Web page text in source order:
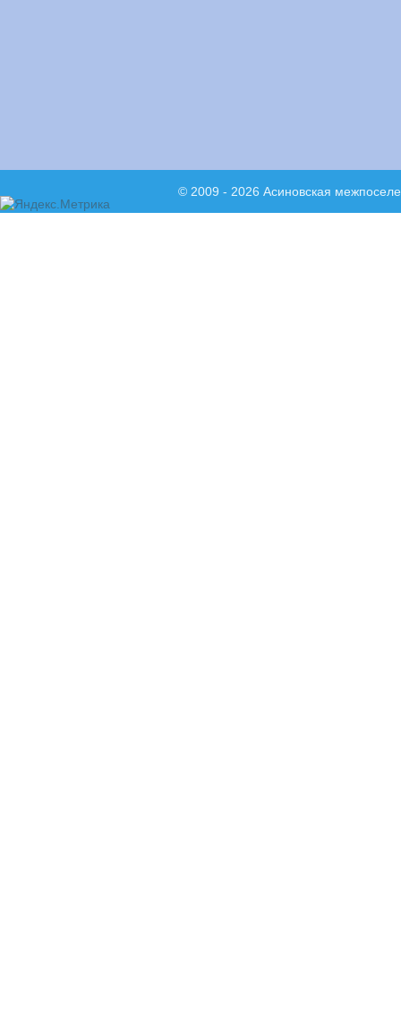
© 2009 - 2026 Асиновская